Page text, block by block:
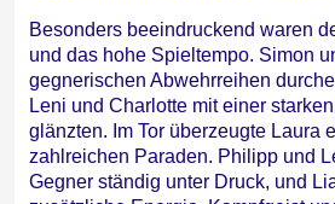
Besonders beeindruckend waren
und das hohe Spieltempo. Simon
gegnerischen Abwehrreihen
Leni und Charlotte mit einer
glänzten. Im Tor überzeugte Laura
zahlreichen Paraden. Philipp und
Gegner ständig unter Druck, und